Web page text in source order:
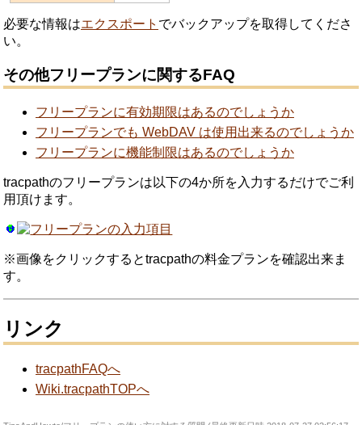
必要な情報はエクスポート でバックアップを取得してくださ
い。
その他フリープランに関するFAQ
フリープランに有効期限はあるのでしょうか
フリープランでも WebDAV は使用出来るのでしょうか
フリープランに機能制限はあるのでしょうか
tracpathのフリープランは以下の4か所を入力するだけでご利
用頂けます。
※画像をクリックするとtracpathの料金プランを確認出来ま
す。
リンク
tracpathFAQへ
Wiki.tracpathTOPへ